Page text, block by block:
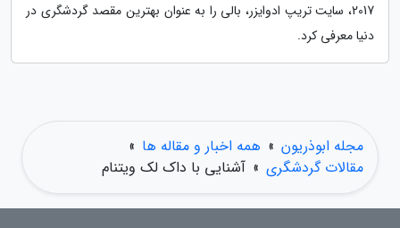
2017، سایت تریپ ادوایزر، بالی را به عنوان بهترین مقصد گردشگری در
دنیا معرفی کرد.
مجله ابوذریون » همه اخبار و مقاله ها »
مقالات گردشگری » آشنایی با داک لک ویتنام